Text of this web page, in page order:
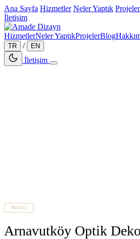
Ana Sayfa Hizmetler Neler Yaptık Projeler
İletişim
HizmetlerNeler YaptıkProjelerBlog
TR / EN
İletişim
BLOG
Arnavutköy Optik